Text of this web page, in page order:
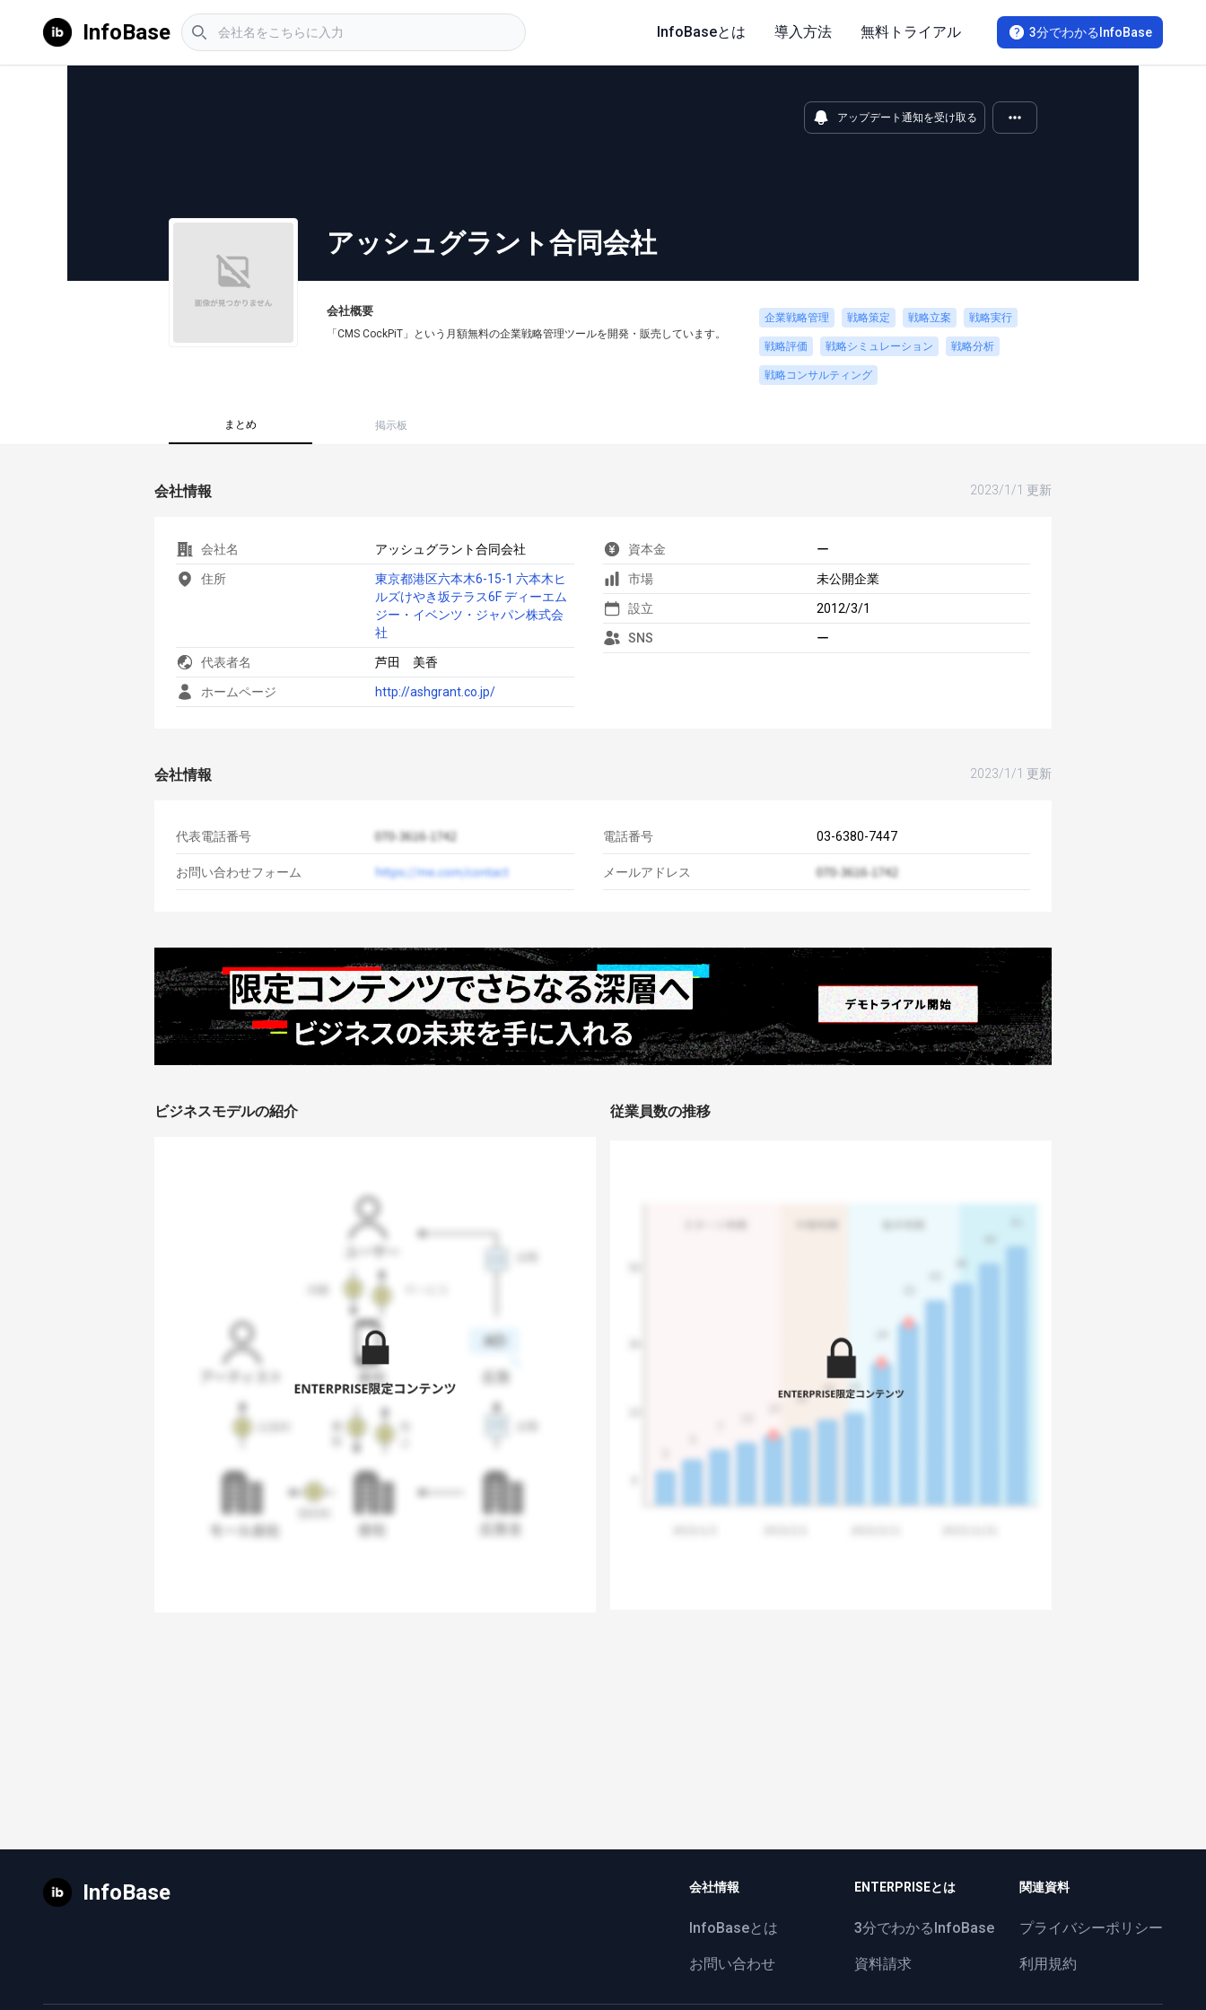
InfoBase 3分でわかるInfoBase
InfoBaseとは 導入方法 無料トライアル
アップデート通知を受け取る
アッシュグラント合同会社
会社概要
「CMS CockPiT」という月額無料の企業戦略管理ツールを開発・販売しています。
企業戦略管理 戦略策定 戦略立案 戦略実行
戦略評価 戦略シミュレーション 戦略分析
戦略コンサルティング
まとめ 掲示板
会社情報 2023/1/1 更新
会社名 アッシュグラント合同会社
住所
東京都港区六本木6-15-1 六本木ヒ
ルズけやき坂テラス6F ディーエム
ジー・イベンツ・ジャパン株式会
社
代表者名 芦田 美香
ホームページ http://ashgrant.co.jp/
資本金 ー
市場 未公開企業
設立 2012/3/1
SNS ー
会社情報 2023/1/1 更新
代表電話番号
お問い合わせフォーム
電話番号 03-6380-7447
メールアドレス
ビジネスモデルの紹介 従業員数の推移
InfoBase 会社情報
InfoBaseとは
お問い合わせ
ENTERPRISEとは
3分でわかるInfoBase
資料請求
関連資料
プライバシーポリシー
利用規約